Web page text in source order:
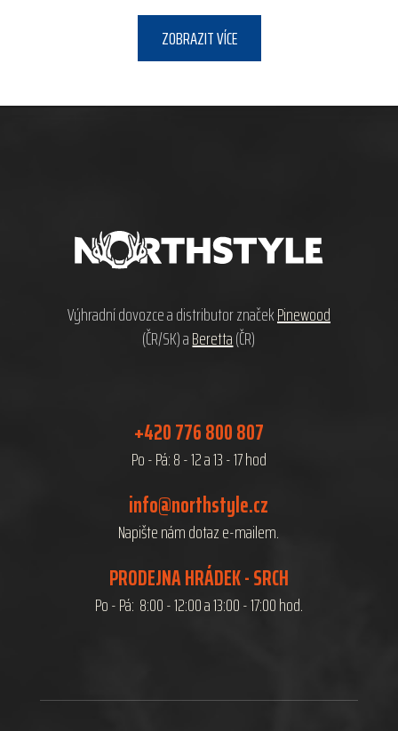
ZOBRAZIT VÍCE
Výhradní dovozce a distributor značekPinewood
(ČR/SK) aBeretta(ČR)
+420 776 800 807
Po - Pá: 8 - 12 a 13 - 17 hod
info@northstyle.cz
Napište nám dotaz e-mailem.
PRODEJNA HRÁDEK - SRCH
Po - Pá: 8:00 - 12:00 a 13:00 - 17:00 hod.